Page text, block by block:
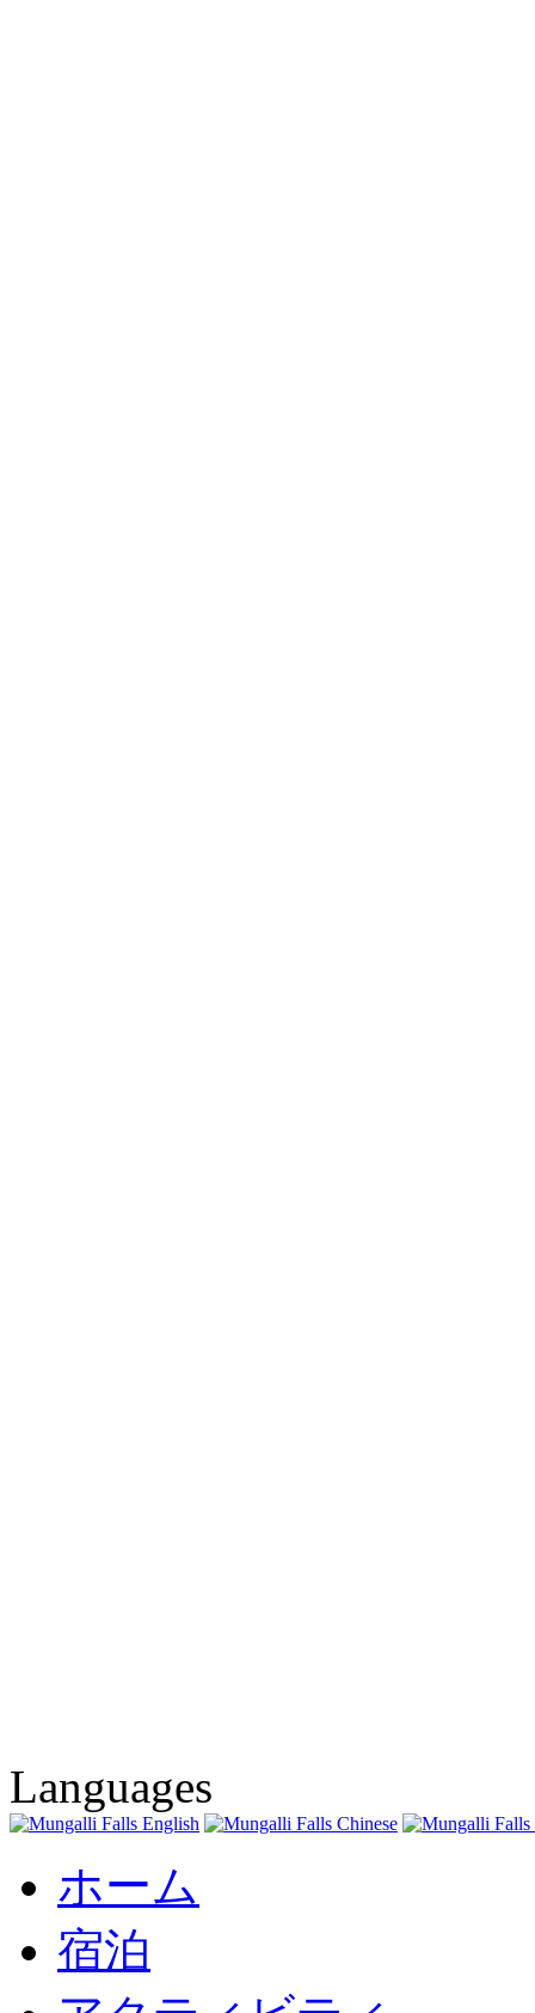
Languages
ホーム
宿泊